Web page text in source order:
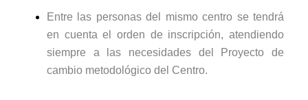
Entre las personas del mismo centro se tendrá
en cuenta el orden de inscripción, atendiendo
siempre a las necesidades del Proyecto de
cambio metodológico del Centro.